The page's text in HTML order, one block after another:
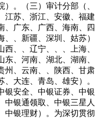
）。（三）审计分部（
江苏、浙江、安徽、福
、广东、广西、海南、
、、新疆、深圳、姑苏
西、、辽宁、、、上海
东、河南、湖北、湖南
州、云南、、陕西、甘
、大连、青岛、雄安）
银安全、中银证券、中
中银通领取、中银三星
中银理财）。为深切贯